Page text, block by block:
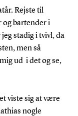
Rejste til
og bartender i
stadig i tvivl, da
men så
ud i det og se,
viste sig at være
nogle